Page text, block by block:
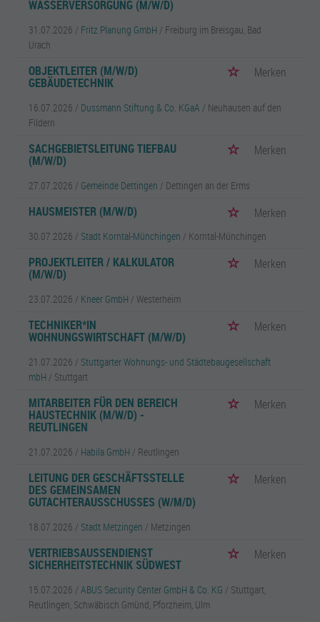
WASSERVERSORGUNG (M/W/D)
31.07.2026 / Fritz Planung GmbH / Freiburg im Breisgau, Bad
Urach
OBJEKTLEITER (M/W/D)
GEBÄUDETECHNIK
Merken
16.07.2026 / Dussmann Stiftung & Co. KGaA / Neuhausen auf den
Fildern
SACHGEBIETSLEITUNG TIEFBAU
(M/W/D)
Merken
27.07.2026 / Gemeinde Dettingen / Dettingen an der Erms
HAUSMEISTER (M/W/D) Merken
30.07.2026 / Stadt Korntal-Münchingen / Korntal-Münchingen
PROJEKTLEITER / KALKULATOR
(M/W/D)
Merken
23.07.2026 / Kneer GmbH / Westerheim
TECHNIKER*IN
WOHNUNGSWIRTSCHAFT (M/W/D)
Merken
21.07.2026 / Stuttgarter Wohnungs- und Städtebaugesellschaft
mbH / Stuttgart
MITARBEITER FÜR DEN BEREICH
HAUSTECHNIK (M/W/D) -
REUTLINGEN
Merken
21.07.2026 / Habila GmbH / Reutlingen
LEITUNG DER GESCHÄFTSSTELLE
DES GEMEINSAMEN
GUTACHTERAUSSCHUSSES (W/M/D)
Merken
18.07.2026 / Stadt Metzingen / Metzingen
VERTRIEBSAUSSENDIENST S
ICHERHEITSTECHNIK SÜDWEST
Merken
15.07.2026 / ABUS Security Center GmbH & Co. KG / Stuttgart,
Reutlingen, Schwäbisch Gmünd, Pforzheim, Ulm